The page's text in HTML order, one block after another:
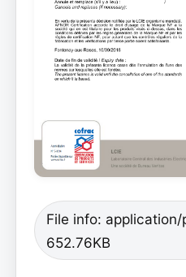
File info: application/
652.76KB